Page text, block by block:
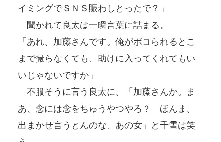
イミングでＳＮＳ賑わしとったで？」
聞かれて良太は一瞬言葉に詰まる。
「あれ、加藤さんです。俺がボコられるとこ
まで撮らなくても、助けに入ってくれてもい
いじゃないですか」
不服そうに言う良太に、「加藤さんか。ま
あ、念には念をちゅうやつやろ？ ほんま、
出まかせ言うとんのな、あの女」と千雪は笑